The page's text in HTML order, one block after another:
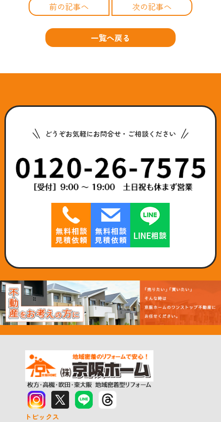
前の記事へ 次の記事へ
一覧へ戻る
どうぞお気軽にお問合せ・ご相談ください
トピックス